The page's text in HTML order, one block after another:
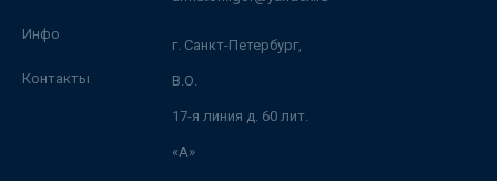
Инфо
Контакты
г. Санкт-Петербург,
В.О.
17-я линия д. 60 лит.
«А»